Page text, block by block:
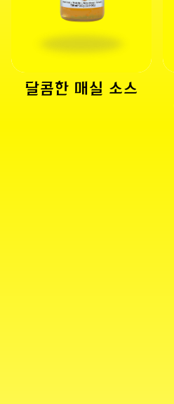
달콤한 매실 소스